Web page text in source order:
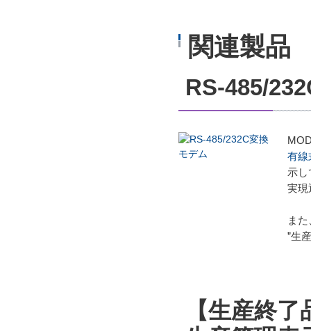
関連製品
RS-485/
有線
示し
実現
また
”生
【生産終